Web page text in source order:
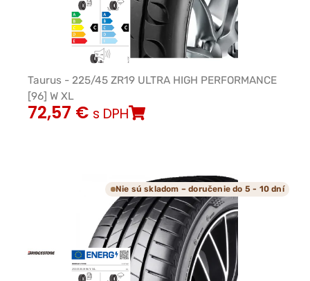
Taurus - 225/45 ZR19 ULTRA HIGH PERFORMANCE
[96] W XL
72,57 € s DPH
Nie sú skladom – doručenie do 5 - 10 dní